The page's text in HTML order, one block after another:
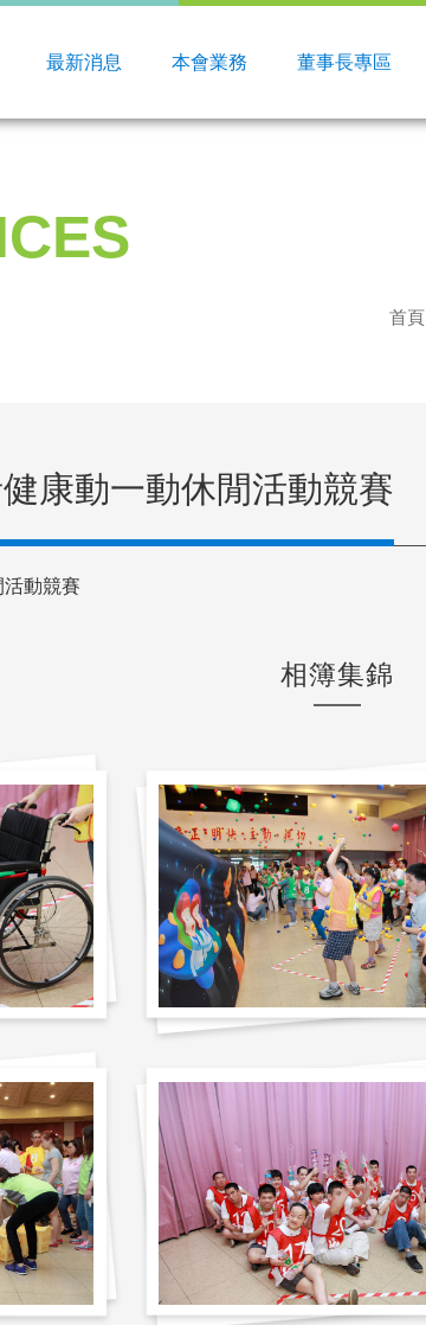
最新消息 本會業務 董事長專區
首頁
康動一動休閒活動競賽
動競賽
相簿集錦